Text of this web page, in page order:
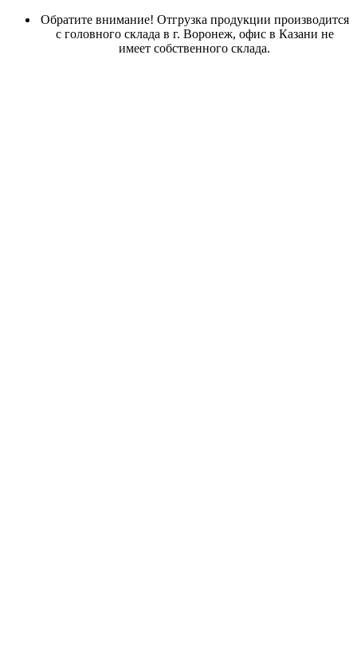
Обратите внимание! Отгрузка продукции производится
с головного склада в г. Воронеж, офис в Казани не
имеет собственного склада.